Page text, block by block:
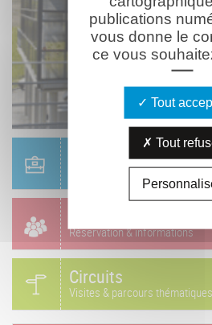
Réservation & informations
Réservation & informations
Circuits
Visites & parcours thématiques
publications
vous donne le
ce vous
Tout
Tout